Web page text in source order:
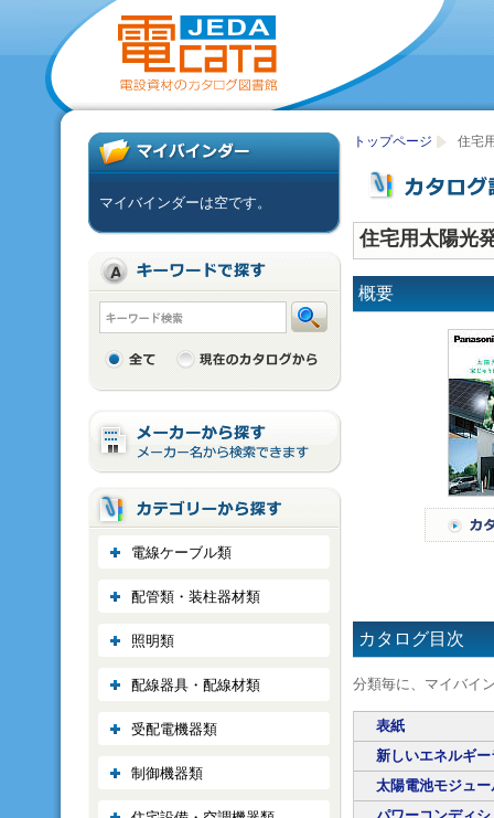
トップページ 住宅
住宅用太陽光
概要
カタログ目次
分類毎に、マイバイ
表紙
新しいエネルギー
太陽電池モジュ
マイバインダーは空です。
電線ケーブル類
配管類・装柱器材類
照明類
配線器具・配線材類
受配電機器類
制御機器類